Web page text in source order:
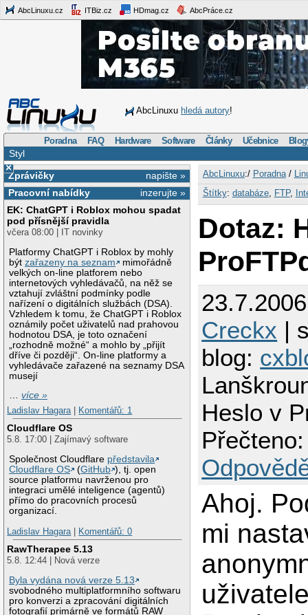
AbcLinuxu.cz ITBiz.cz HDmag.cz AbcPráce.cz
AbcLinuxu hledá autory!
Poradna FAQ Hardware Software Články Učebnice
Styl
×
napište »
Zprávičky
inzerujte »
Pracovní nabídky
EK: ChatGPT i Roblox mohou spadat
pod přísnější pravidla
včera 08:00 | IT novinky
Platformy ChatGPT i Roblox by mohly
býtzařazeny na seznam
mimořádně
velkých on-line platforem nebo
internetových vyhledávačů, na něž se
vztahují zvláštní podmínky podle
nařízení o digitálních službách (DSA).
Vzhledem k tomu, že ChatGPT i Roblox
oznámily počet uživatelů nad prahovou
hodnotou DSA, je toto označení
„rozhodně možné“ a mohlo by „přijít
dříve či později“. On-line platformy a
vyhledávače zařazené na seznamy DSA
musejí
…více »
Ladislav Hagara
Komentářů: 1
Cloudflare OS
5.8. 17:00 | Zajímavý software
Společnost Cloudflare představila
Cloudflare OS
(GitHub ), tj. open
source platformu navrženou pro
integraci umělé inteligence (agentů)
přímo do pracovních procesů
organizací.
Ladislav Hagara
Komentářů: 0
RawTherapee 5.13
5.8. 12:44 | Nová verze
Byla vydána nová verze 5.13
svobodného multiplatformního softwaru
pro konverzi a zpracování digitálních
fotografií primárně ve formátů RAW
AbcLinuxu:/ Poradna/
Štítky: databáze, FTP,
Dotaz:
Creckx |
blog:
Heslo v
Ahoj.
mi